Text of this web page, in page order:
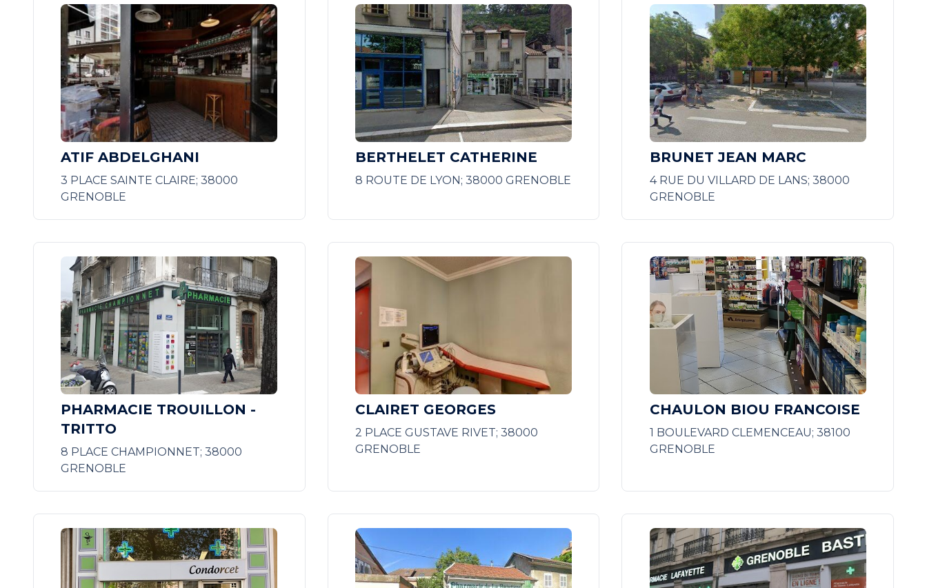
ATIF ABDELGHANI
3 PLACE SAINTE CLAIRE; 38000
GRENOBLE
BERTHELET CATHERINE
8 ROUTE DE LYON; 38000 GRENOBLE
BRUNET JEAN MARC
4 RUE DU VILLARD DE LANS; 38000
GRENOBLE
PHARMACIE TROUILLON -
TRITTO
8 PLACE CHAMPIONNET; 38000
GRENOBLE
CLAIRET GEORGES
2 PLACE GUSTAVE RIVET; 38000
GRENOBLE
CHAULON BIOU FRANCOISE
1 BOULEVARD CLEMENCEAU; 38100
GRENOBLE